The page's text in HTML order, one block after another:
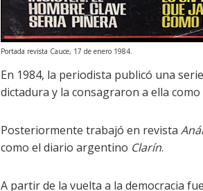
Portada revista Cauce, 17 de enero 1984.
En 1984, la periodista publicó una
dictadura y la consagraron a ella
Posteriormente trabajó en revista
como el diario argentino Clarín.
A partir de la vuelta a la democracia